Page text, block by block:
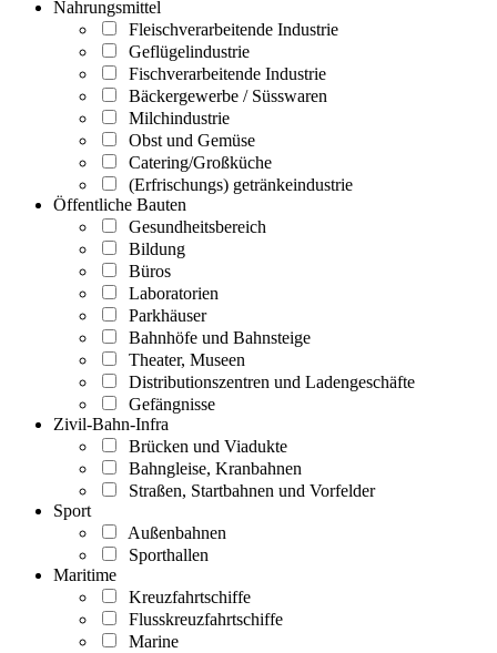
Nahrungsmittel
Fleischverarbeitende Industrie
Geflügelindustrie
Fischverarbeitende Industrie
Bäckergewerbe / Süsswaren
Milchindustrie
Obst und Gemüse
Catering/Großküche
(Erfrischungs) getränkeindustrie
Öffentliche Bauten
Gesundheitsbereich
Bildung
Büros
Laboratorien
Parkhäuser
Bahnhöfe und Bahnsteige
Theater, Museen
Distributionszentren und Ladengeschäfte
Gefängnisse
Zivil-Bahn-Infra
Brücken und Viadukte
Bahngleise, Kranbahnen
Straßen, Startbahnen und Vorfelder
Sport
Außenbahnen
Sporthallen
Maritime
Kreuzfahrtschiffe
Flusskreuzfahrtschiffe
Marine